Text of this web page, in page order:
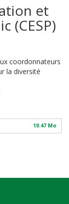
et
(CESP)
coordonnateurs
la diversité
10.47 Mo